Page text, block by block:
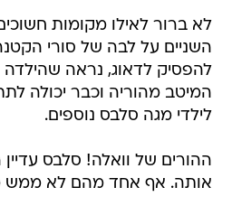
לא ברור לאילו מקומות
השניים על לבה של סורי
להפסיק לדאוג, נראה שהילדה
המיטב מהוריה וכבר יכולה לתת
לילדי מגה סלבס נוספים.
ההורים של וואלה! סלבס עדיין
אותה. אף אחד מהם לא ממש